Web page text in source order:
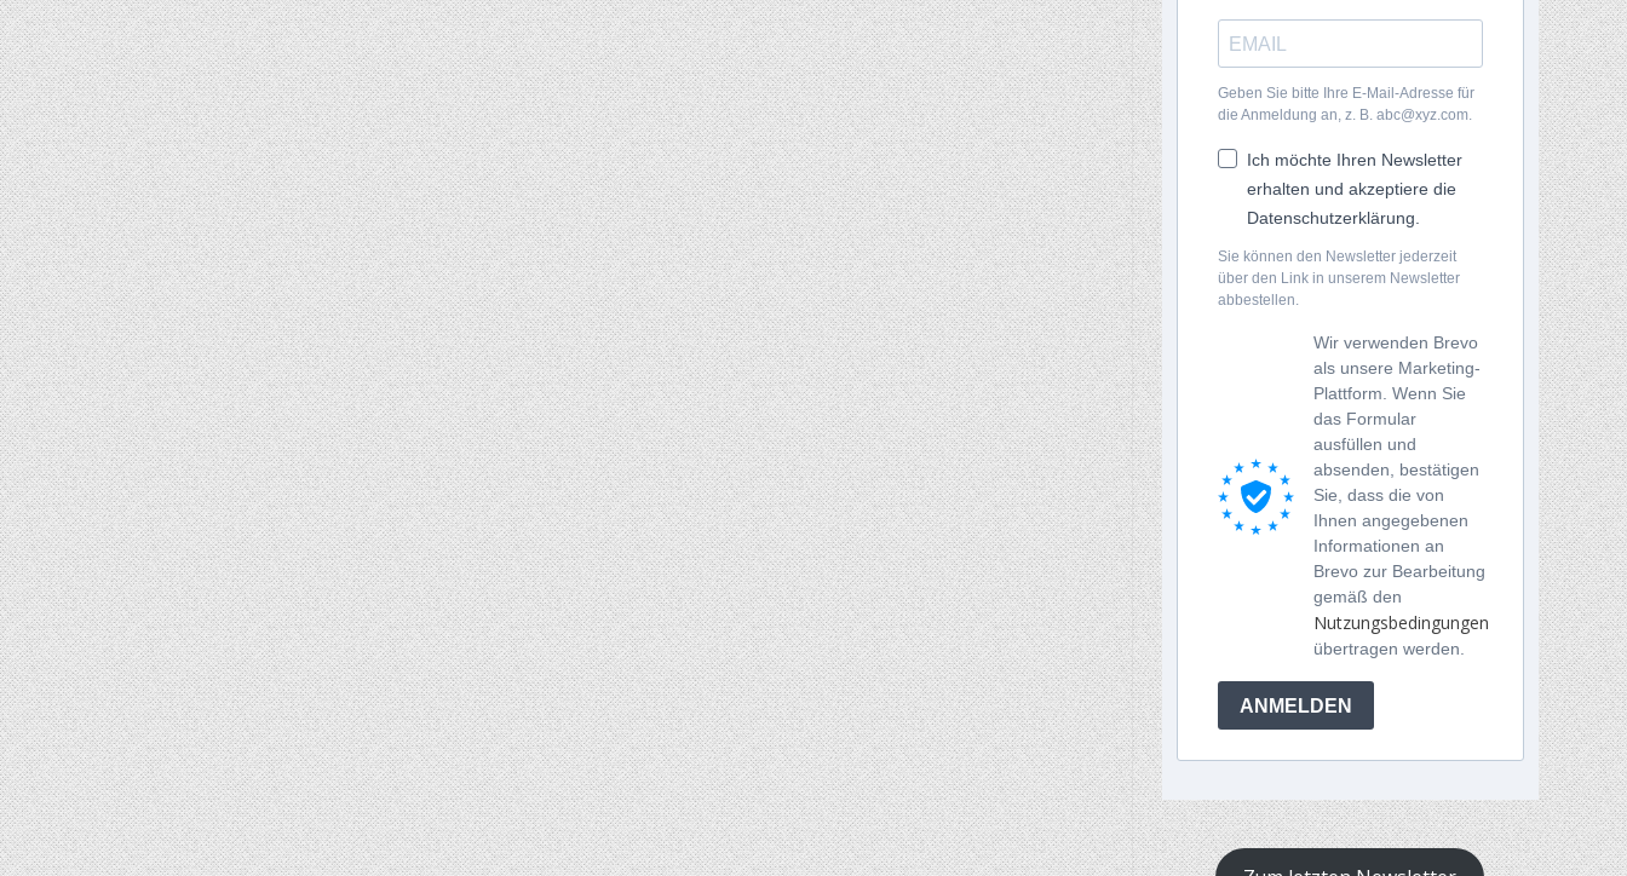
Geben Sie bitte Ihre E-Mail-Adresse für
die Anmeldung an, z. B. abc@xyz.com.
Ich möchte Ihren Newsletter
erhalten und akzeptiere die
Datenschutzerklärung.
Sie können den Newsletter jederzeit
über den Link in unserem Newsletter
abbestellen.
Wir verwenden Brevo
als unsere Marketing-
Plattform. Wenn Sie
das Formular
ausfüllen und
absenden, bestätigen
Sie, dass die von
Ihnen angegebenen
Informationen an
Brevo zur Bearbeitung
gemäß den
Nutzungsbedingungen
übertragen werden.
ANMELDEN